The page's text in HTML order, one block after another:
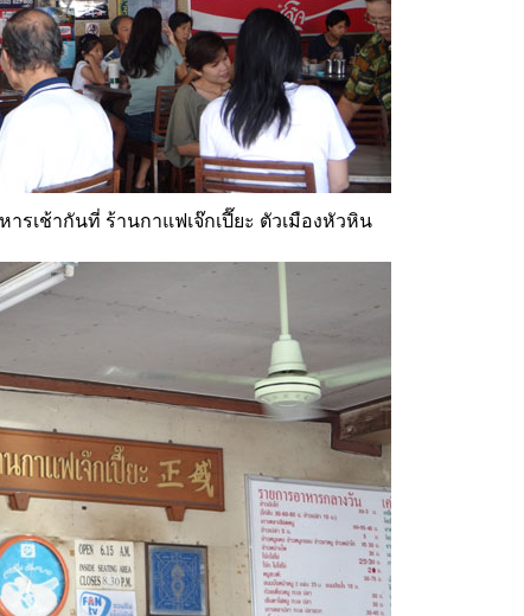
ารเช้ากันที่ ร้านกาแฟเจ๊กเปี๊ยะ ตัวเมืองหัวหิน
โกมล ยล
พระราชวังบางปะอิน ความงดงามทรง
คุณค่าจากอยุธยา-รัตนโกสินทร์